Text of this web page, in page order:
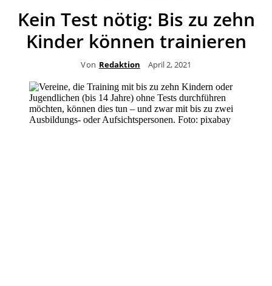
Kein Test nötig: Bis zu zehn
Kinder können trainieren
Von Redaktion April 2, 2021